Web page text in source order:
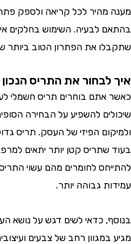
לכל קריאה ולספק פתרונות
לבעיה. השימוש בחלקים
את הפתרון הטוב ביותר
את התריס הנכון
בוחרים תריס חשמלי לעסק,
להשפיע על הבחירה הסופית.
הפיזי של העסק. תריס גדול
קטן יותר יתאים למרפאה
לחומרים מהם עשוי התריס, שכן
גבוהה יותר.
כדאי לשים דגש על נושא
רחב של צבעים ועיצובים,